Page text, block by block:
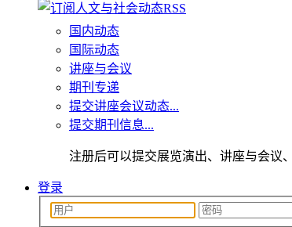
国内动态
国际动态
讲座与会议
期刊专递
提交讲座会议动态...
提交期刊信息...
注册后可以提交展览演出、讲座与会议
登录